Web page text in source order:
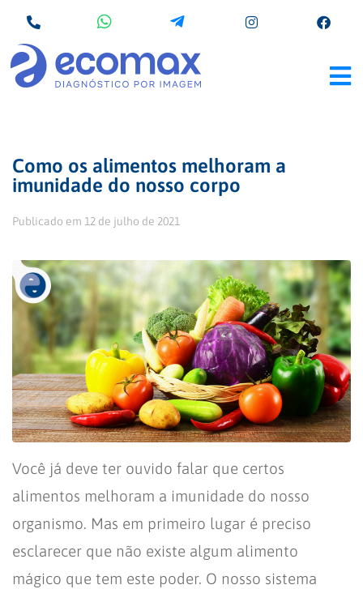
Como os alimentos melhoram a
imunidade do nosso corpo
Publicado em 12 de julho de 2021
Você já deve ter ouvido falar que certos
alimentos melhoram a imunidade do nosso
organismo. Mas em primeiro lugar é preciso
esclarecer que não existe algum alimento
mágico que tem este poder. O nosso sistema